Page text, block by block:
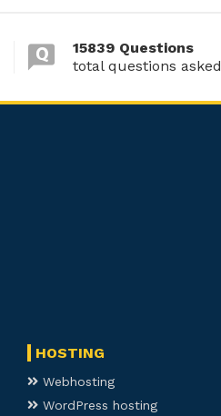
15839 Questions
total questions asked
HOSTING
Webhosting
WordPress hosting